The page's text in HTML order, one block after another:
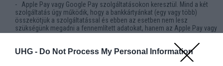
UHG - Do Not Process My Personal Information
- Apple Pay vagy Google Pay szolgáltatásokon keresztül. Mind a két
szolgáltatás úgy működik, hogy a bankkártyánkat (egy vagy több)
összekötjük a szolgáltatással és ebben az esetben nem lesz
szükségünk megadni a fennemlített adatokat, hanem az Apple Pay vagy
Legnépszerűbb kártyatípusok: MasterCard, Visa, Maestro.